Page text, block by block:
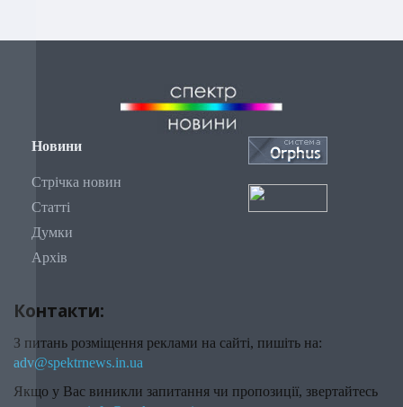
Новини
Стрічка новин
Статті
Думки
Архів
Контакти:
З питань розміщення реклами на сайті, пишіть на:
adv@spektrnews.in.ua
Якщо у Вас виникли запитання чи пропозиції, звертайтесь